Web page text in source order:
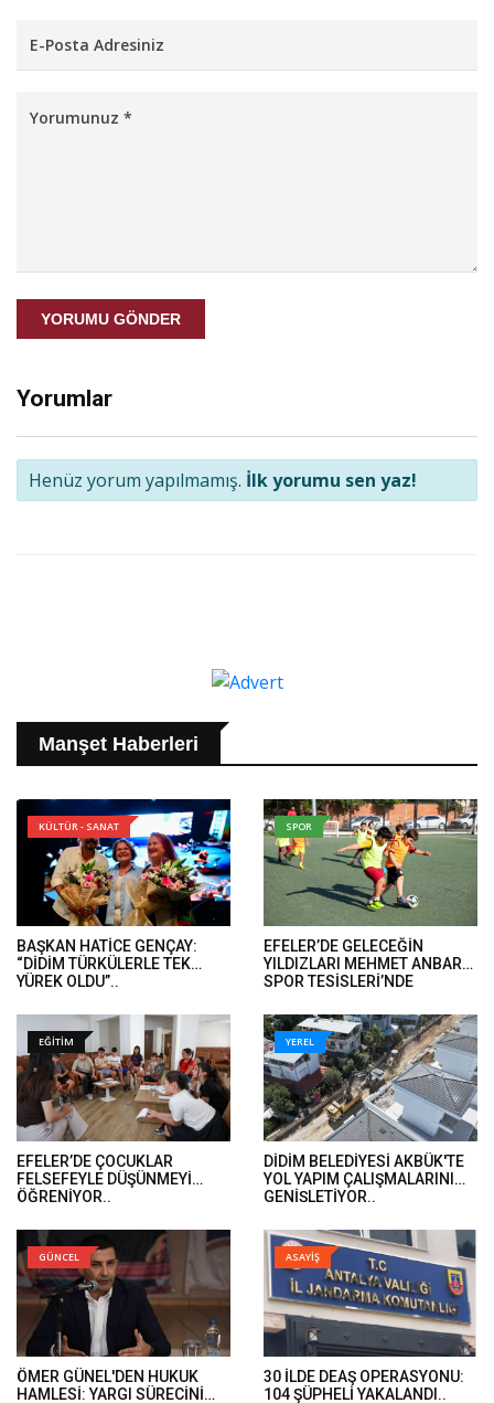
YORUMU GÖNDER
Yorumlar
Henüz yorum yapılmamış. İlk yorumu sen yaz!
Manşet Haberleri
KÜLTÜR - SANAT
BAŞKAN HATİCE GENÇAY:
“DİDİM TÜRKÜLERLE TEK
YÜREK OLDU”..
SPOR
EFELER’DE GELECEĞİN
YILDIZLARI MEHMET ANBARLI
SPOR TESİSLERİ’NDE
EĞİTİM
EFELER’DE ÇOCUKLAR
FELSEFEYLE DÜŞÜNMEYİ
ÖĞRENİYOR..
YEREL
DİDİM BELEDİYESİ AKBÜK'TE
YOL YAPIM ÇALIŞMALARINI
GENİŞLETİYOR..
GÜNCEL
ÖMER GÜNEL'DEN HUKUK
HAMLESİ: YARGI SÜRECİNİ
ASAYİŞ
30 İLDE DEAŞ OPERASYONU:
104 ŞÜPHELİ YAKALANDI..